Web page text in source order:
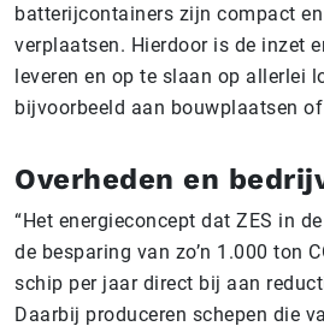
batterijcontainers zijn compact
verplaatsen. Hierdoor is de inzet
leveren en op te slaan op allerlei
bijvoorbeeld aan bouwplaatsen
Overheden en
“Het energieconcept dat ZES in
de besparing van zo’n 1.000 ton
schip per jaar direct bij aan
Daarbij produceren schepen die